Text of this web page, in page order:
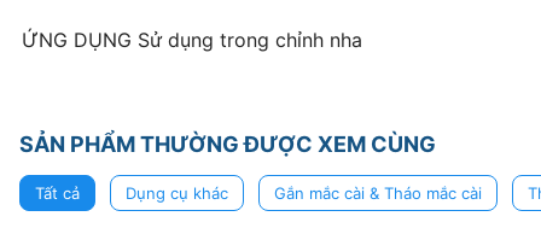
ỨNG DỤNG Sử dụng trong chỉnh nha
SẢN PHẨM THƯỜNG ĐƯỢC XEM CÙNG
Tất cả Dụng cụ khác Gắn mắc cài & Tháo mắc cài